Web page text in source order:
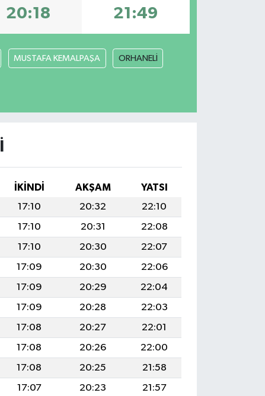
20:18 21:49
MUSTAFA KEMALPAŞA ORHANELİ
İKINDI AKŞAM
YATSI
17:10 20:32
22:10
17:10 20:31
22:08
17:10 20:30
22:07
17:09 20:30
22:06
17:09 20:29
22:04
17:09 20:28
22:03
17:08 20:27
22:01
17:08 20:26
22:00
17:08 20:25
21:58
17:07 20:23
21:57